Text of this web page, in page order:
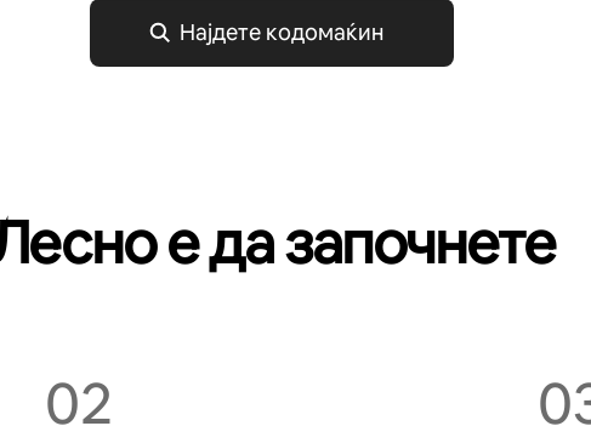
Најдете кодомаќин
е да започнете
02